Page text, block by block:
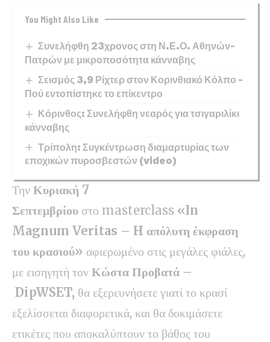
You Might Also Like
Συνελήφθη 23χρονος στη Ν.Ε.Ο. Αθηνών–
Πατρών με μικροποσότητα κάνναβης
Σεισμός 3,9 Ρίχτερ στον Κορινθιακό Κόλπο –
Πού εντοπίστηκε το επίκεντρο
Κόρινθος: Συνελήφθη νεαρός για τσιγαριλίκι
κάνναβης
Τρίπολη: Συγκέντρωση διαμαρτυρίας των
εποχικών πυροσβεστών (video)
Την Κυριακή 7
Σεπτεμβρίου στο masterclass «In
Magnum Veritas – H απόλυτη έκφραση
του κρασιού» αφιερωμένο στις μεγάλες φιάλες,
με εισηγητή τον Κώστα Προβατά –
DipWSET, θα εξερευνήσετε γιατί το κρασί
εξελίσσεται διαφορετικά, και θα δοκιμάσετε
ετικέτες που αποκαλύπτουν το βάθος του